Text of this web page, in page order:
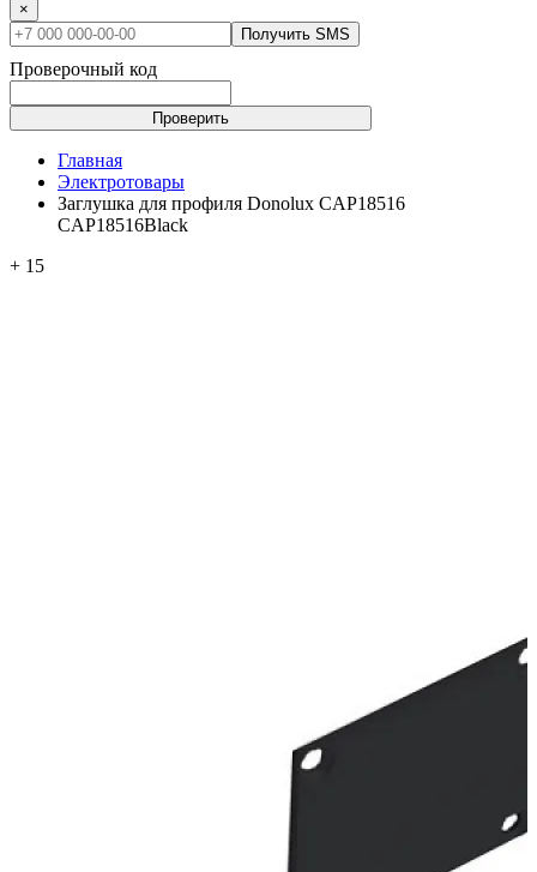
×
Получить SMS
Проверочный код
Проверить
Главная
Электротовары
Заглушка для профиля Donolux CAP18516
CAP18516Black
+ 15